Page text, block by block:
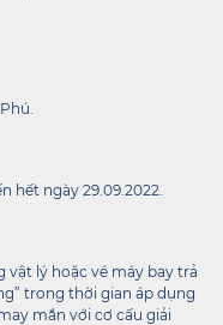
hết ngày 29.09.2022.
vật lý hoặc vé máy bay trả
trong thời gian áp dụng
mắn với cơ cấu giải